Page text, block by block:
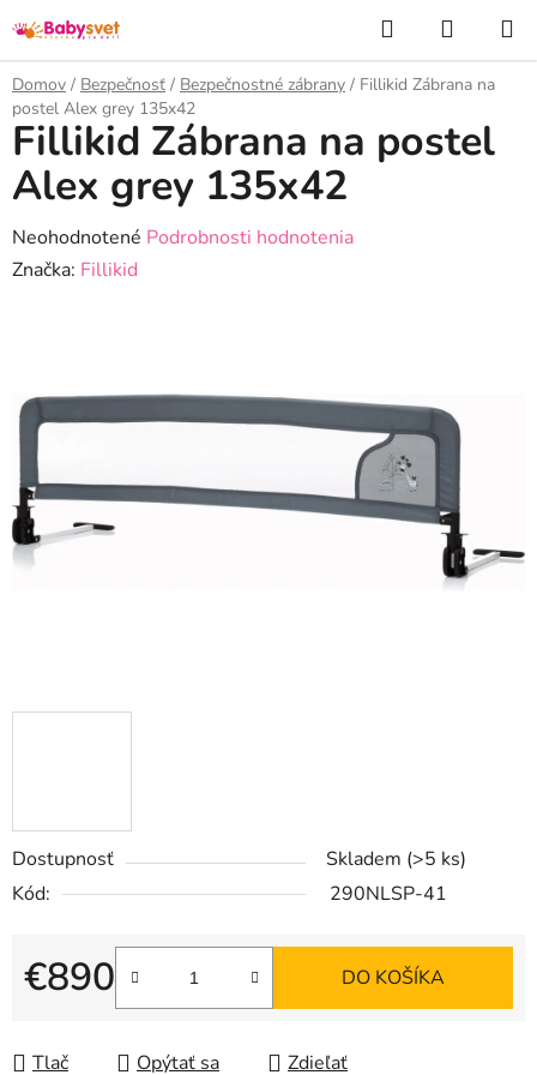
na
obsah
Hľadať
KOŠÍK
Domov / Bezpečnosť / Bezpečnostné zábrany / Fillikid Zábrana na
postel Alex grey 135x42
Dostupnosť Skladem (>5 ks)
Kód:
290NLSP-41
€890
Jednotková cena:
DO KOŠÍKA
Tlač Opýtať sa Zdieľať
Fillikid Zábrana na postel
Alex grey 135x42
Priemerné
hodnotenie
5
hviezdičiek.
Neohodnotené Podrobnosti hodnotenia
Značka: Fillikid